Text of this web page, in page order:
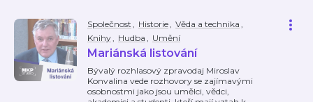
Společnost , Historie, Věda a technika ,
Knihy, Hudba , Umění
Mariánská listování
Bývalý rozhlasový zpravodaj Miroslav
Konvalina vede rozhovory se zajímavými
osobnostmi jako jsou umělci, vědci,